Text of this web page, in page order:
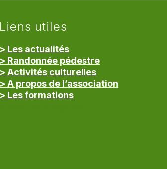
Liens utiles
> Les actualités
> Randonnée pédestre
> Activités culturelles
> A propos de l’association
> Les formations